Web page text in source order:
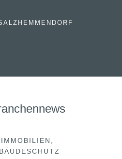
IMMOBILIEN